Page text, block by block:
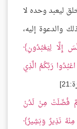
ليعبد وحده لا
والدعوة إليه،
إِلَّا لِيَعْبُدُونِ
رَبَّكُمُ الَّذِي
فُصِّلَتْ مِنْ لَدُنْ
مِنْهُ نَذِيرٌ وَبَشِيرٌ